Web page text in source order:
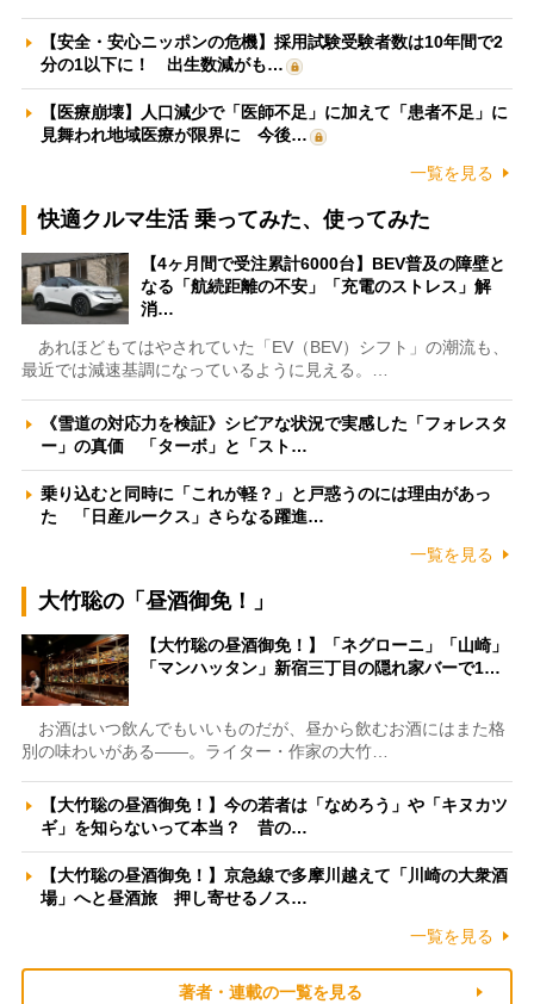
【安全・安心ニッポンの危機】採用試験受験者数は10年間で2
分の1以下に！ 出生数減がも…
【医療崩壊】人口減少で「医師不足」に加えて「患者不足」に
見舞われ地域医療が限界に 今後…
一覧を見る
快適クルマ生活 乗ってみた、使ってみた
【4ヶ月間で受注累計6000台】BEV普及の障壁と
なる「航続距離の不安」「充電のストレス」解
消…
あれほどもてはやされていた「EV（BEV）シフト」の潮流も、
最近では減速基調になっているように見える。…
《雪道の対応力を検証》シビアな状況で実感した「フォレスタ
ー」の真価 「ターボ」と「スト…
乗り込むと同時に「これが軽？」と戸惑うのには理由があっ
た 「日産ルークス」さらなる躍進…
一覧を見る
大竹聡の「昼酒御免！」
【大竹聡の昼酒御免！】「ネグローニ」「山崎」
「マンハッタン」新宿三丁目の隠れ家バーで1…
お酒はいつ飲んでもいいものだが、昼から飲むお酒にはまた格
別の味わいがある――。ライター・作家の大竹…
【大竹聡の昼酒御免！】今の若者は「なめろう」や「キヌカツ
ギ」を知らないって本当？ 昔の…
【大竹聡の昼酒御免！】京急線で多摩川越えて「川崎の大衆酒
場」へと昼酒旅 押し寄せるノス…
一覧を見る
著者・連載の一覧を見る